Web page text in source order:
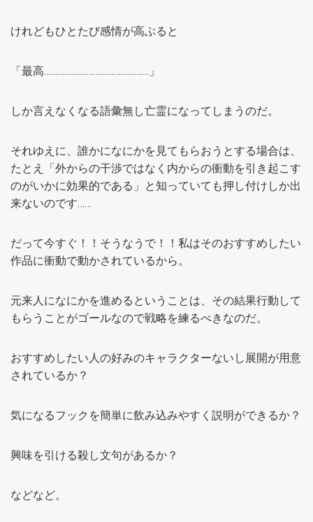
けれどもひとたび感情が高ぶると
「最高………………………………………」
しか言えなくなる語彙無し亡霊になってしまうのだ。
それゆえに、誰かになにかを見てもらおうとする場合は、
たとえ「外からの干渉ではなく内からの衝動を引き起こす
のがいかに効果的である」と知っていても押し付けしか出
来ないのです……
だって今すぐ！！そうなうで！！私はそのおすすめしたい
作品に衝動で動かされているから。
元来人になにかを進めるということは、その結果行動して
もらうことがゴールなので戦略を練るべきなのだ。
おすすめしたい人の好みのキャラクターないし展開が用意
されているか？
気になるフックを簡単に飲み込みやすく説明ができるか？
興味を引ける殺し文句があるか？
などなど。